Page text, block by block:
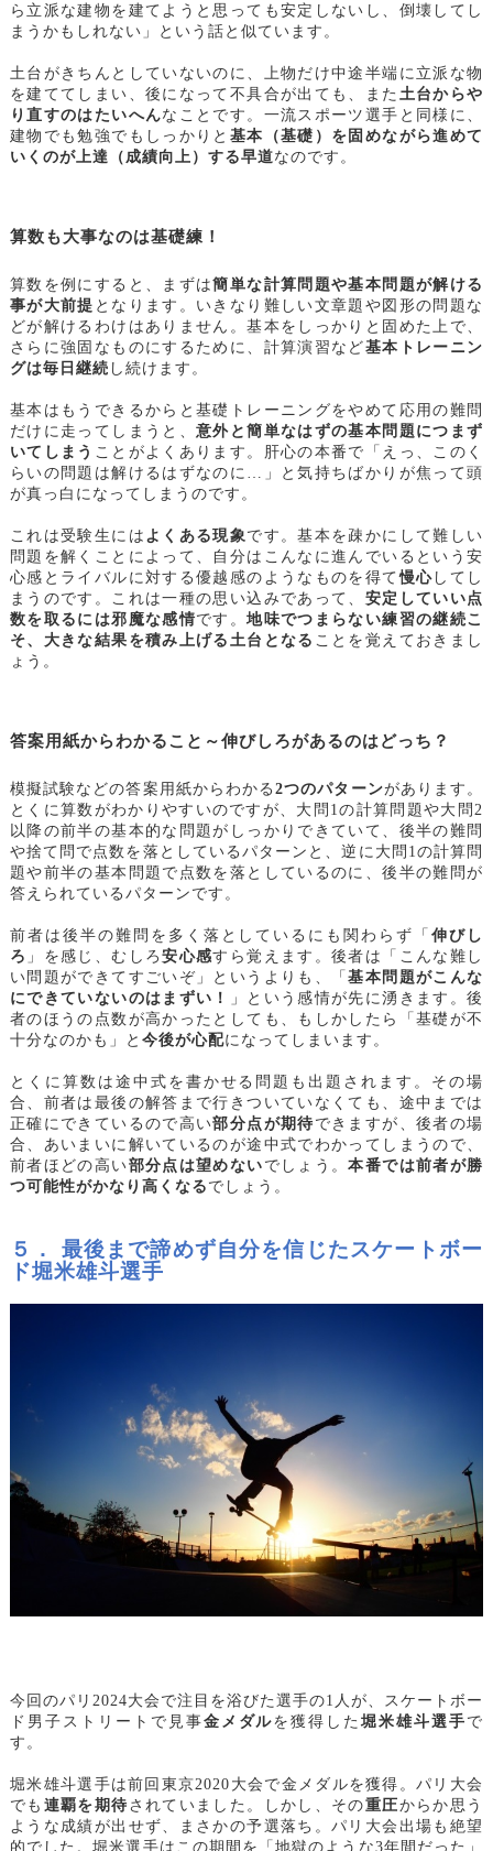
ら立派な建物を建てようと思っても安定しないし、倒壊してし
まうかもしれない」という話と似ています。
土台がきちんとしていないのに、上物だけ中途半端に立派な物
を建ててしまい、後になって不具合が出ても、また 土台からや
り直すのはたいへんなことです。一流スポーツ選手と同様に、
建物でも勉強でもしっかりと 基本（基礎）を固めながら進めて
いくのが上達（成績向上）する早道なのです。
算数も大事なのは基礎練！
算数を例にすると、まずは簡単な計算問題や基本問題が解ける
事が大前提 となります。いきなり難しい文章題や図形の問題な
どが解けるわけはありません。基本をしっかりと固めた上で、
さらに強固なものにするために、計算演習など基本トレーニン
グは毎日継続 し続けます。
基本はもうできるからと基礎トレーニングをやめて応用の難問
だけに走ってしまうと、意外と簡単なはずの基本問題につまず
いてしまう ことがよくあります。肝心の本番で「えっ、このく
らいの問題は解けるはずなのに…」と気持ちばかりが焦って頭
が真っ白になってしまうのです。
これは受験生には よくある現象 です。基本を疎かにして難しい
問題を解くことによって、自分はこんなに進んでいるという安
心感とライバルに対する優越感のようなものを得て慢心 してし
まうのです。これは一種の思い込みであって、 安定していい点
数を取るには邪魔な感情です。地味でつまらない練習の継続こ
そ、大きな結果を積み上げる土台となる ことを覚えておきまし
ょう。
答案用紙からわかること～伸びしろがあるのはどっち？
模擬試験などの答案用紙からわかる2つのパターンがあります。
とくに算数がわかりやすいのですが、大問1の計算問題や大問2
以降の前半の基本的な問題がしっかりできていて、後半の難問
や捨て問で点数を落としているパターンと、逆に大問1の計算問
題や前半の基本問題で点数を落としているのに、後半の難問が
答えられているパターンです。
前者は後半の難問を多く落としているにも関わらず「伸びし
ろ 」を感じ、むしろ安心感すら覚えます。後者は「こんな難し
い問題ができてすごいぞ」というよりも、「基本問題がこんな
にできていないのはまずい！
」という感情が先に湧きます。後
者のほうの点数が高かったとしても、もしかしたら「基礎が不
十分なのかも」と 今後が心配になってしまいます。
とくに算数は途中式を書かせる問題も出題されます。その場
合、前者は最後の解答まで行きついていなくても、途中までは
正確にできているので高い部分点が期待できますが、後者の場
合、あいまいに解いているのが途中式でわかってしまうので、
前者ほどの高い部分点は望めない でしょう。本番では前者が勝
つ可能性がかなり高くなる でしょう。
５． 最後まで諦めず自分を信じたスケートボー
ド堀米雄斗選手
今回のパリ2024大会で注目を浴びた選手の1人が、スケートボー
ド男子ストリートで見事金メダルを獲得した堀米雄斗選手 で
す。
堀米雄斗選手は前回東京2020大会で金メダルを獲得。パリ大会
でも 連覇を期待されていました。しかし、その重圧からか思う
ような成績が出せず、まさかの予選落ち。パリ大会出場も絶望
的でした。堀米選手はこの期間を「地獄のような3年間だった 」